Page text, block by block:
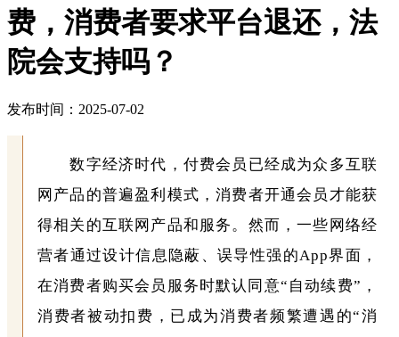
费，消费者要求平台退还，法
院会支持吗？
发布时间：2025-07-02
数字经济时代，付费会员已经成为众多互联
网产品的普遍盈利模式，消费者开通会员才能获
得相关的互联网产品和服务。然而，一些网络经
营者通过设计信息隐蔽、误导性强的App界面，
在消费者购买会员服务时默认同意“自动续费”，
消费者被动扣费，已成为消费者频繁遭遇的“消